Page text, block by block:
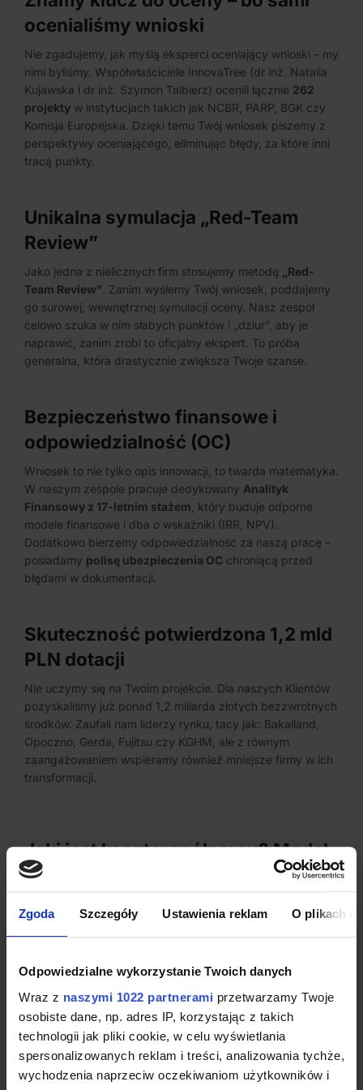
Zgoda Szczegóły Ustawienia reklam O plikach
Odpowiedzialne wykorzystanie Twoich danych
Wraz z naszymi 1022 partnerami przetwarzamy Twoje
osobiste dane, np. adres IP, korzystając z takich
technologii jak pliki cookie, w celu wyświetlania
spersonalizowanych reklam i treści, analizowania tychże,
wychodzenia naprzeciw oczekiwaniom użytkowników i
ocenialiśmy wnioski
Nie zgadujemy, jak myślą eksperci oceniający wnioski – my
nimi byliśmy. Współwłaściciele InnovaTree (dr inż. Natalia
Kujawska i dr inż. Szymon Talbierz) ocenili łącznie 262
projekty w instytucjach takich jak NCBR, PARP, BGK czy
Komisja Europejska . Dzięki temu Twój wniosek piszemy z
perspektywy oceniającego, eliminując błędy, za które inni
tracą punkty.
Unikalna symulacja „Red-Team
Review”
Jako jedna z nielicznych firm stosujemy metodę
„Red-
Team Review” . Zanim wyślemy Twój wniosek, poddajemy
go surowej, wewnętrznej symulacji oceny. Nasz zespół
celowo szuka w nim słabych punktów i „dziur”, aby je
naprawić, zanim zrobi to oficjalny ekspert. To próba
generalna, która drastycznie zwiększa Twoje szanse.
Bezpieczeństwo finansowe i
odpowiedzialność (OC)
Wniosek to nie tylko opis innowacji, to twarda matematyka.
W naszym zespole pracuje dedykowany Analityk
Finansowy z 17-letnim stażem , który buduje odporne
modele finansowe i dba o wskaźniki (IRR, NPV).
Dodatkowo bierzemy odpowiedzialność za naszą pracę –
posiadamy polisę ubezpieczenia OC chroniącą przed
błędami w dokumentacji.
Skuteczność potwierdzona 1,2 mld
PLN dotacji
Nie uczymy się na Twoim projekcie. Dla naszych Klientów
pozyskaliśmy już ponad 1,2 miliarda złotych bezzwrotnych
środków. Zaufali nam liderzy rynku, tacy jak: Bakalland,
Opoczno, Gerda, Fujitsu czy KGHM, ale z równym
zaangażowaniem wspieramy również mniejsze firmy w ich
transformacji.
Jaki jest koszt współpracy? Model
„Success Fee”
wynagrodzenie opieramy w dużej mierze napremii za
sukces (Success Fee)– zarabiamy wtedy, gdy Ty
aby Twój projekt wygrał.Dzięki temu modelowi masz
pewność, że nie przepalasz budżetu, a my jesteśmy
zmotywowani, by walczyć o każdą złotówkę dla Twojej
firmy.